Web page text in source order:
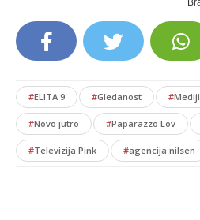
#ELITA 9 #Gledanost #Mediji
#Novo jutro #Paparazzo Lov
#Televizija Pink #agencija nilsen